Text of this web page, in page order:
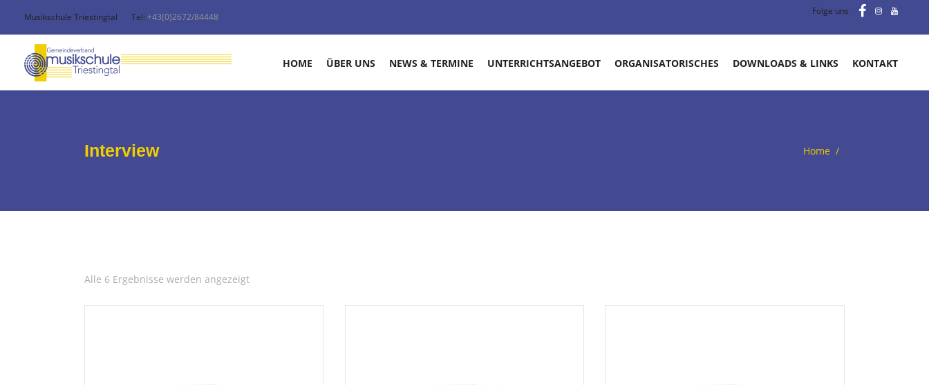
Musikschule Triestingtal Tel: +43(0)2672/84448
Folge uns
HOME ÜBER UNS NEWS & TERMINE UNTERRICHTSANGEBOT ORGANISATORISCHES DOWNLOADS & LINKS KONTAKT
Interview Home /
Alle 6 Ergebnisse werden angezeigt